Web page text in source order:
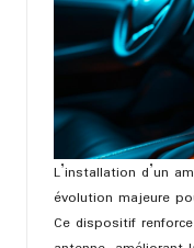
L’installation d’un
évolution majeure
Ce dispositif